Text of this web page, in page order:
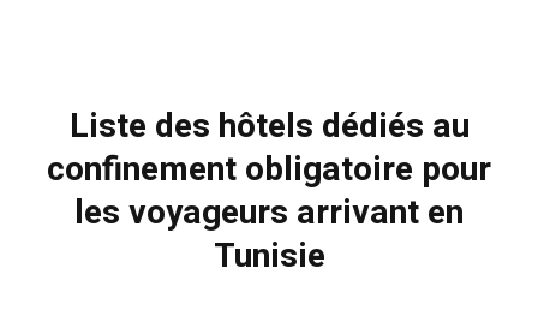
Liste des hôtels dédiés au
confinement obligatoire pour
les voyageurs arrivant en
Tunisie